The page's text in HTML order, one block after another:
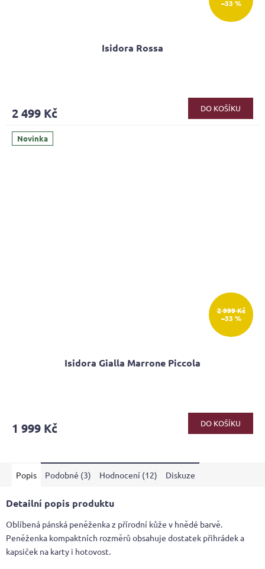
–33 %
Isidora Rossa
je
5
2 499 Kč DO KOŠÍKU
Novinka
2 999 Kč
–33 %
Isidora Gialla Marrone Piccola
je
hvězdiček.
1 999 Kč DO KOŠÍKU
Popis Podobné (3) Hodnocení (12) Diskuze
Detailní popis produktu
Oblíbená pánská peněženka z přírodní kůže v hnědé barvě.
Peněženka kompaktních rozměrů obsahuje dostatek přihrádek a
kapsiček na karty i hotovost.